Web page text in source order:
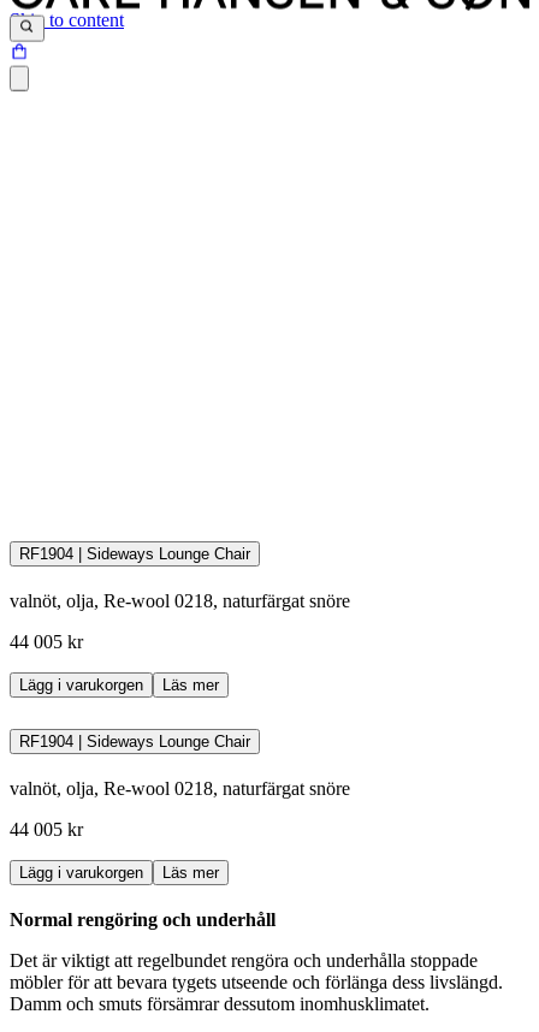
Skip to content
egenskaperna är noga utvalda och passar för både privat och
eftersom stor vikt läggs på slitstyrka, motståndskraft och funktion.
Ladda ner skötselanvisningarna som pdf-fil
RF1904 | Sideways Lounge Chair
valnöt, olja, Re-wool 0218, naturfärgat snöre
44 005 kr
Lägg i varukorgen Läs mer
RF1904 | Sideways Lounge Chair
valnöt, olja, Re-wool 0218, naturfärgat snöre
44 005 kr
Lägg i varukorgen Läs mer
Normal rengöring och underhåll
Det är viktigt att regelbundet rengöra och underhålla stoppade
möbler för att bevara tygets utseende och förlänga dess livslängd.
Damm och smuts försämrar dessutom inomhusklimatet.